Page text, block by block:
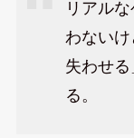
リアル
わない
失わせ
る。